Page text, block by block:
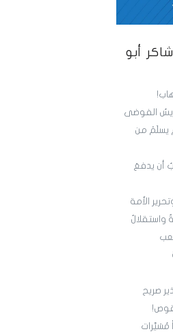
أبو
الفوضى
يسلَمْ من
أن يدفعَ
الأمة
واستقلالٌ
صريح
مُسَيَّرات